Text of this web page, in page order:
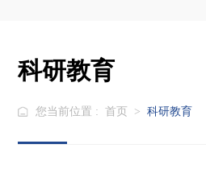
科研教育
您当前位置 : 首页 > 科研教育